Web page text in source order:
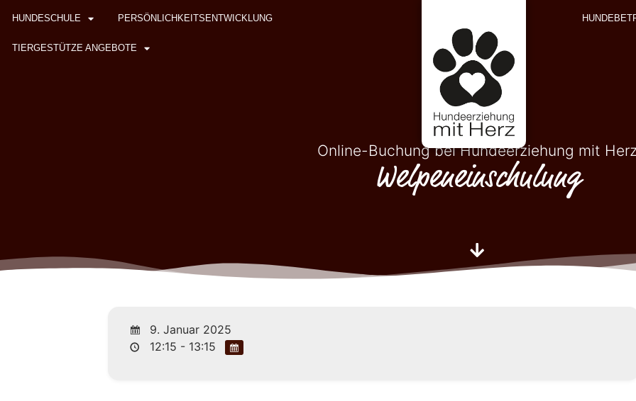
HUNDESCHULE PERSÖNLICHKEITSENTWICKLUNG
TIERGESTÜTZE ANGEBOTE
Online-Buchung bei Hundeerziehung mit Herz
Welpeneinschulung
9. Januar 2025
12:15 - 13:15